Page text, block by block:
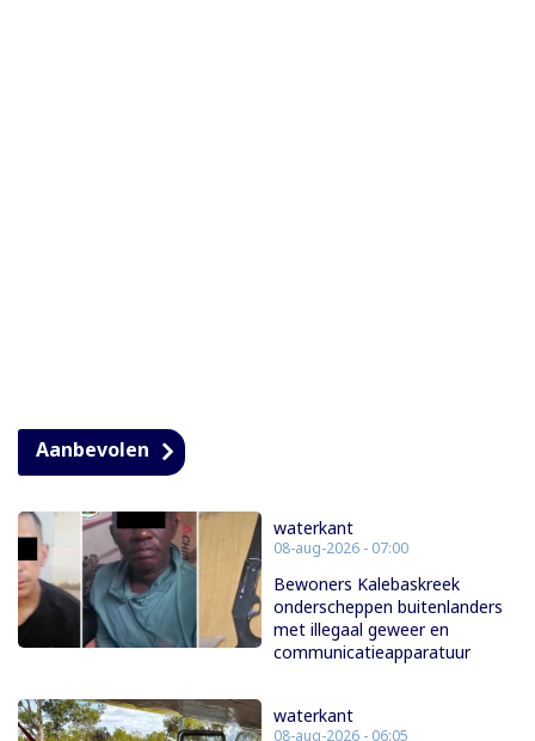
Aanbevolen
waterkant
08-aug-2026 - 07:00
Bewoners Kalebaskreek
onderscheppen buitenlanders
met illegaal geweer en
communicatieapparatuur
waterkant
08-aug-2026 - 06:05